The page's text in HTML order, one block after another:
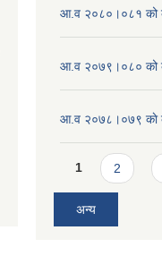
आ.व २०८०।०८१ को
आ.व २०७९।०८० को
आ.व २०७८।०७९ काे
Pages
1 2
अन्य